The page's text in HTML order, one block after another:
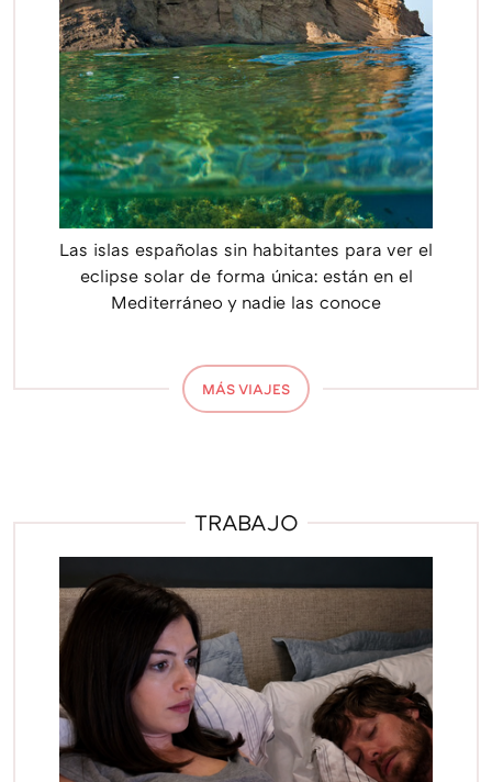
Las islas españolas sin habitantes para ver el
eclipse solar de forma única: están en el
Mediterráneo y nadie las conoce
MÁS VIAJES
TRABAJO